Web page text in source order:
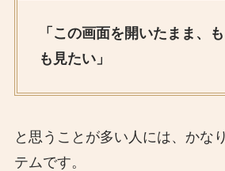
「この画面を開いたまま、
も見たい」
と思うことが多い人には、かな
テムです。